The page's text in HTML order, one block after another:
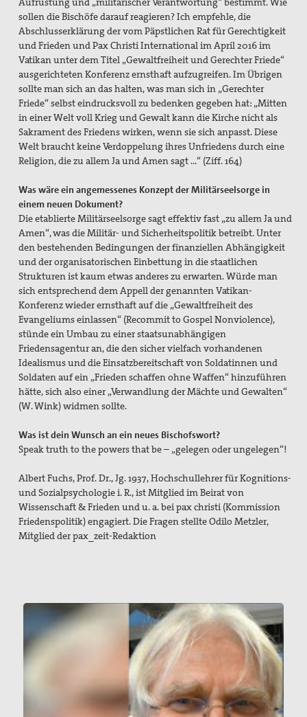
sollen die Bischöfe darauf reagieren? Ich empfehle, die
Abschlusserklärung der vom Päpstlichen Rat für Gerechtigkeit
und Frieden und Pax Christi International im April 2016 im
Vatikan unter dem Titel „Gewaltfreiheit und Gerechter Friede“
ausgerichteten Konferenz ernsthaft aufzugreifen. Im Übrigen
sollte man sich an das halten, was man sich in „Gerechter
Friede“ selbst eindrucksvoll zu bedenken gegeben hat: „Mitten
in einer Welt voll Krieg und Gewalt kann die Kirche nicht als
Sakrament des Friedens wirken, wenn sie sich anpasst. Diese
Welt braucht keine Verdoppelung ihres Unfriedens durch eine
Religion, die zu allem Ja und Amen sagt ...“ (Ziff. 164)
Was wäre ein angemessenes Konzept der Militärseelsorge in
einem neuen Dokument?
Die etablierte Militärseelsorge sagt effektiv fast „zu allem Ja und
Amen“, was die Militär- und Sicherheitspolitik betreibt. Unter
den bestehenden Bedingungen der finanziellen Abhängigkeit
und der organisatorischen Einbettung in die staatlichen
Strukturen ist kaum etwas anderes zu erwarten. Würde man
sich entsprechend dem Appell der genannten Vatikan-
Konferenz wieder ernsthaft auf die „Gewaltfreiheit des
Evangeliums einlassen“ (Recommit to Gospel Nonviolence),
stünde ein Umbau zu einer staatsunabhängigen
Friedensagentur an, die den sicher vielfach vorhandenen
Idealismus und die Einsatzbereitschaft von Soldatinnen und
Soldaten auf ein „Frieden schaffen ohne Waffen“ hinzuführen
hätte, sich also einer „Verwandlung der Mächte und Gewalten“
(W. Wink) widmen sollte.
Was ist dein Wunsch an ein neues Bischofswort?
Speak truth to the powers that be – „gelegen oder ungelegen“!
Albert Fuchs, Prof. Dr., Jg. 1937, Hochschullehrer für Kognitions-
und Sozialpsychologie i. R., ist Mitglied im Beirat von
Wissenschaft & Frieden und u. a. bei pax christi (Kommission
Friedenspolitik) engagiert. Die Fragen stellte Odilo Metzler,
Mitglied der pax_zeit-Redaktion